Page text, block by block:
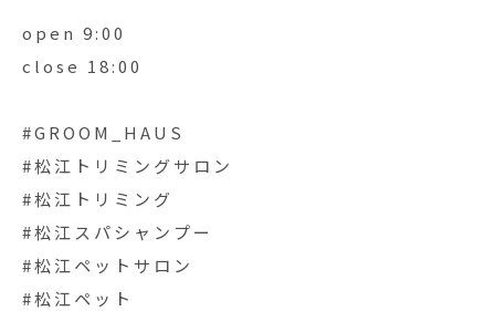
open 9:00
close 18:00
#GROOM_HAUS
#松江トリミングサロン
#松江トリミング
#松江スパシャンプー
#松江ペットサロン
#松江ペット